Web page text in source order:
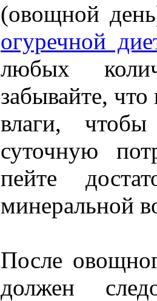
(овощной
огуречной
любых
забывайте,
влаги,
суточную
пейте
минеральной
После
должен